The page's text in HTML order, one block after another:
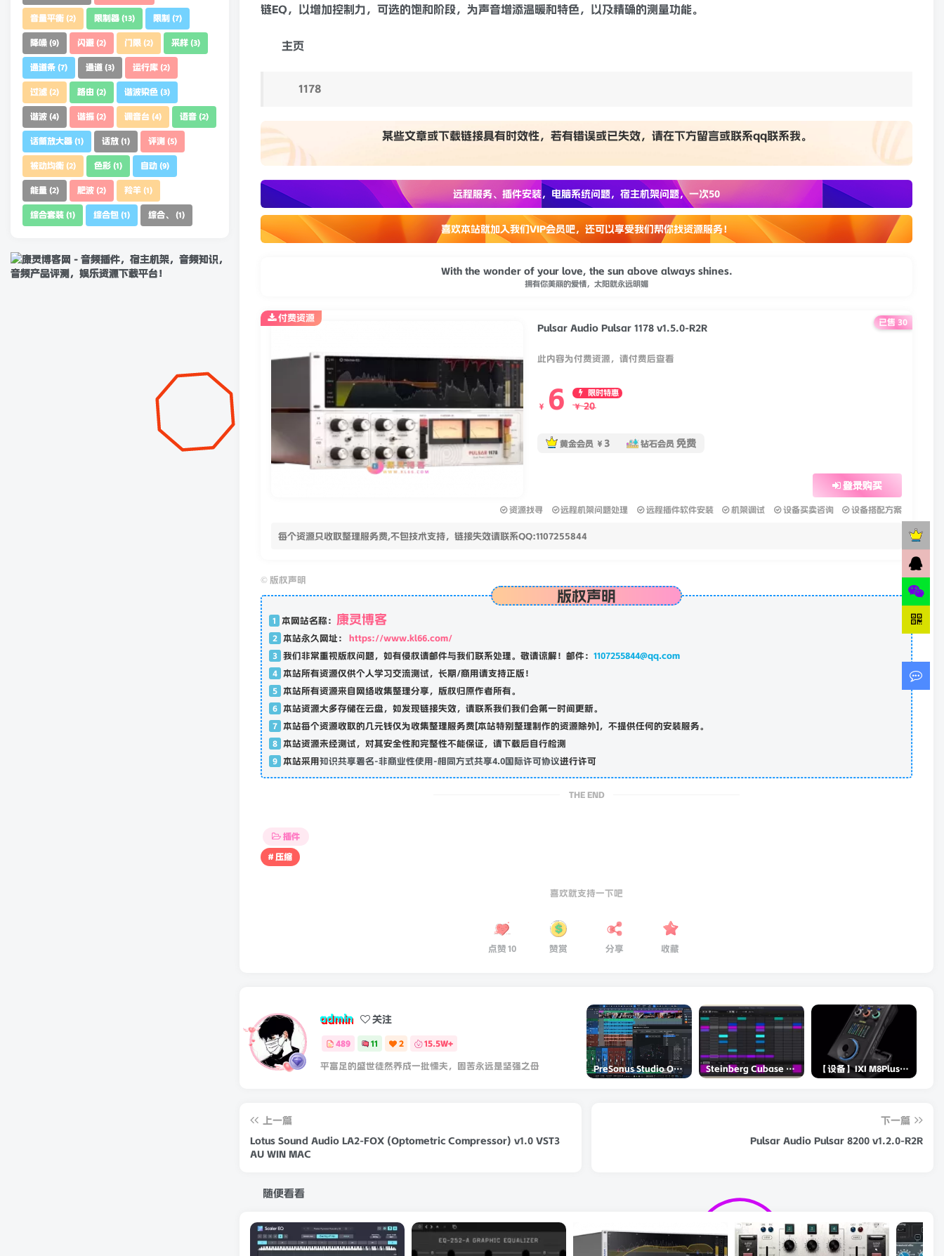
链EQ，以增加控制力，可选的饱和阶段，为声音增添温暖和特色，以及精确的测量功能。
主页
1178
某些文章或下载链接具有时效性，若有错误或已失效，请在下方留言或联系qq联系我。
远程服务、插件安装，电脑系统问题，宿主机架问题，一次50
喜欢本站就加入我们VIP会员吧，还可以享受我们帮你找资源服务！
With the wonder of your love, the sun above always shines.
拥有你美丽的爱情，太阳就永远明媚
Pulsar Audio Pulsar 1178 v1.5.0-R2R
此内容为付费资源，请付费后查看
￥ 6 限时特惠
￥ 20
黄金会员 ￥ 3 钻石会员 免费
登录购买
资源找寻 远程机架问题处理 远程插件软件安装 机架调试 设备买卖咨询 设备搭配方案
每个资源只收取整理服务费,不包技术支持，链接失效请联系QQ:1107255844
付费资源 已售 30
© 版权声明
版权声明
1 本网站名称： 康灵博客
2 本站永久网址： https://www.kl66.com/
3 我们非常重视版权问题，如有侵权请邮件与我们联系处理。敬请谅解！邮件： 1107255844@qq.com
4 本站所有资源仅供个人学习交流测试，长期/商用请支持正版！
5 本站所有资源来自网络收集整理分享，版权归原作者所有。
6 本站资源大多存储在云盘，如发现链接失效，请联系我们我们会第一时间更新。
7 本站每个资源收取的几元钱仅为收集整理服务费[本站特别整理制作的资源除外]，不提供任何的安装服务。
8 本站资源未经测试，对其安全性和完整性不能保证，请下载后自行检测
9 本站采用 知识共享署名-非商业性使用-相同方式共享4.0国际许可协议进行许可
THE END
插件
# 压缩
喜欢就支持一下吧
点赞 10 赞赏 分享 收藏
admin 关注
489 11 2 15.5W+
平富足的盛世徒然养成一批懦夫，困苦永远是坚强之母 PreSonus Studio One Pro 7 v7.0.0 Incl Keygen-R2R Steinberg Cubase Pro 14 v14.0.5-R2R 【设备】IXI M8Plus II声卡评测-和RME谁更强？
上一篇
Lotus Sound Audio LA2-FOX (Optometric Compressor) v1.0 VST3
AU WIN MAC
下一篇
Pulsar Audio Pulsar 8200 v1.2.0-R2R
随便看看
音量平衡 (2) 限制器 (13) 限制 (7)
降噪 (9) 闪避 (2) 门限 (2) 采样 (3)
通道条 (7) 通道 (3) 运行库 (2)
过滤 (2) 路由 (2) 谐波染色 (3)
谐波 (4) 谐振 (2) 调音台 (4) 语音 (2)
话筒放大器 (1) 话放 (1) 评测 (5)
被动均衡 (2) 色彩 (1) 自动 (9)
能量 (2) 肥波 (2) 羚羊 (1)
综合套装 (1) 综合包 (1) 综合、 (1)